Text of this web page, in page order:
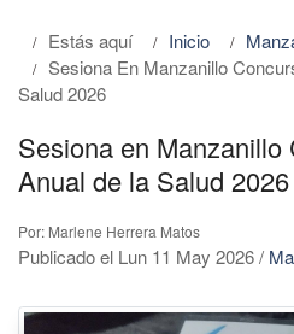
Estás aquí Inicio
Sesiona En Manzanillo
Salud 2026
Sesiona en Manzanillo
Anual de la Salud 2026
Por: Marlene Herrera Matos
Publicado el Lun 11 May 2026/